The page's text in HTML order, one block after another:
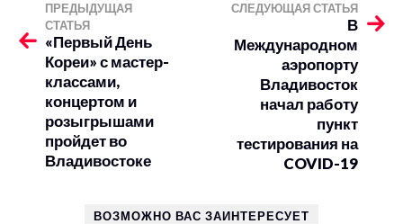
ПРЕДЫДУЩАЯ
СТАТЬЯ
«Первый День
Кореи» с мастер-
классами,
концертом и
розыгрышами
пройдет во
Владивостоке
СЛЕДУЮЩАЯ СТАТЬЯ
В
Международном
аэропорту
Владивосток
начал работу
пункт
тестирования на
COVID-19
ВОЗМОЖНО ВАС ЗАИНТЕРЕСУЕТ